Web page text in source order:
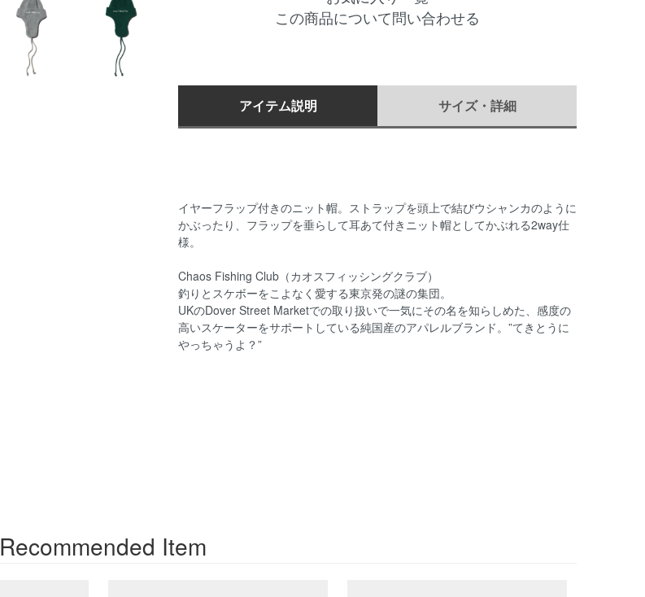
この商品について問い合わせる
アイテム説明 サイズ・詳細
イヤーフラップ付きのニット帽。ストラップを頭上で結びウシャンカのように
かぶったり、フラップを垂らして耳あて付きニット帽としてかぶれる2way仕
様。
Chaos Fishing Club（カオスフィッシングクラブ）
釣りとスケボーをこよなく愛する東京発の謎の集団。
UKのDover Street Marketでの取り扱いで一気にその名を知らしめた、感度の
高いスケーターをサポートしている純国産のアパレルブランド。”てきとうに
やっちゃうよ？”
Recommended Item